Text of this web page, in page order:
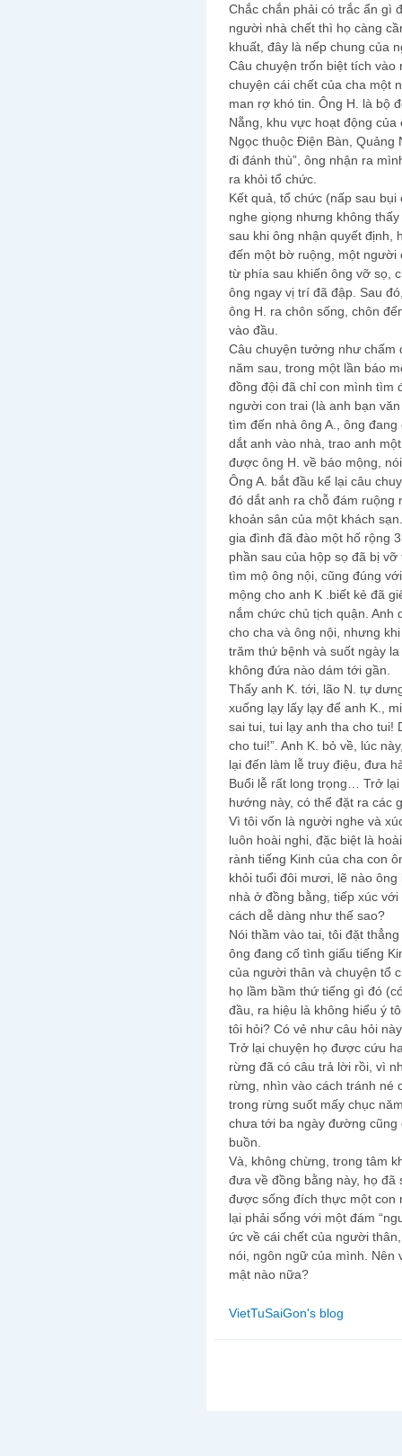
Chắc chắn phải có trắc ẩn gì
người nhà chết thì họ càng
khuất, đây là nếp chung của
Câu chuyện trốn biệt tích
chuyện cái chết của cha một
man rợ khó tin. Ông H. là bộ
Nẵng, khu vực hoạt động
Ngọc thuộc Điện Bàn, Quảng
đi đánh thù”, ông nhận ra
ra khỏi tổ chức.
Kết quả, tổ chức (nấp sau
nghe giọng nhưng không
sau khi ông nhận quyết định,
đến một bờ ruộng, một người
từ phía sau khiến ông vỡ sọ,
ông ngay vị trí đã đập. Sau
ông H. ra chôn sống, chôn
vào đầu.
Câu chuyện tưởng như
năm sau, trong một lần báo
đồng đội đã chỉ con mình tìm
người con trai (là anh bạn
tìm đến nhà ông A., ông
dắt anh vào nhà, trao anh
được ông H. về báo mộng,
Ông A. bắt đầu kể lại câu
đó dắt anh ra chỗ đám ruộng
khoản sân của một khách
gia đình đã đào một hố rộng
phần sau của hộp sọ đã bị
tìm mộ ông nội, cũng đúng
mộng cho anh K .biết kẻ đã
nắm chức chủ tịch quận. Anh
cho cha và ông nội, nhưng
trăm thứ bệnh và suốt ngày
không đứa nào dám tới gần.
Thấy anh K. tới, lão N. tự
xuống lạy lấy lạy để anh K.,
sai tui, tui lạy anh tha cho tui!
cho tui!”. Anh K. bỏ về, lúc
lại đến làm lễ truy điệu, đưa
Buổi lễ rất long trọng… Trở
hướng này, có thể đặt ra các
Vì tôi vốn là người nghe và
luôn hoài nghi, đặc biệt là
rành tiếng Kinh của cha con
khỏi tuổi đôi mươi, lẽ nào
nhà ở đồng bằng, tiếp xúc
cách dễ dàng như thế sao?
Nói thầm vào tai, tôi đặt
ông đang cố tình giấu tiếng
của người thân và chuyện tổ
họ lầm bầm thứ tiếng gì đó
đầu, ra hiệu là không hiểu ý
tôi hỏi? Có vẻ như câu hỏi
Trở lại chuyện họ được cứu
rừng đã có câu trả lời rồi, vì
rừng, nhìn vào cách tránh né
trong rừng suốt mấy chục
chưa tới ba ngày đường cũng
buồn.
Và, không chừng, trong tâm
đưa về đồng bằng này, họ
được sống đích thực một con
lại phải sống với một đám
ức về cái chết của người
nói, ngôn ngữ của mình. Nên
mật nào nữa?
VietTuSaiGon's blog